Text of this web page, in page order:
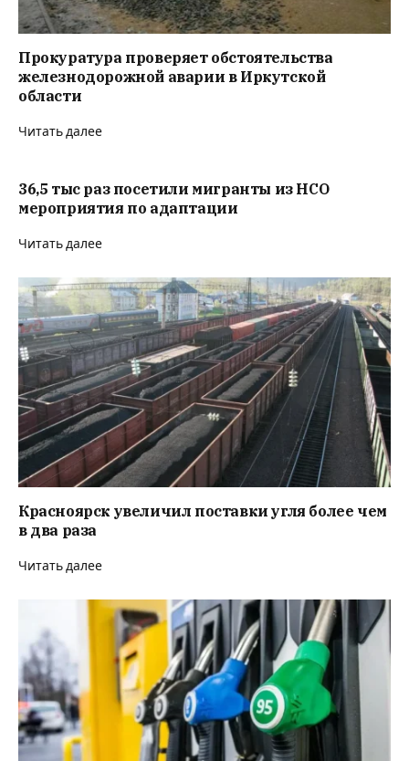
Прокуратура проверяет обстоятельства
железнодорожной аварии в Иркутской
области
Читать далее
36,5 тыс раз посетили мигранты из НСО
мероприятия по адаптации
Читать далее
Красноярск увеличил поставки угля более чем
в два раза
Читать далее